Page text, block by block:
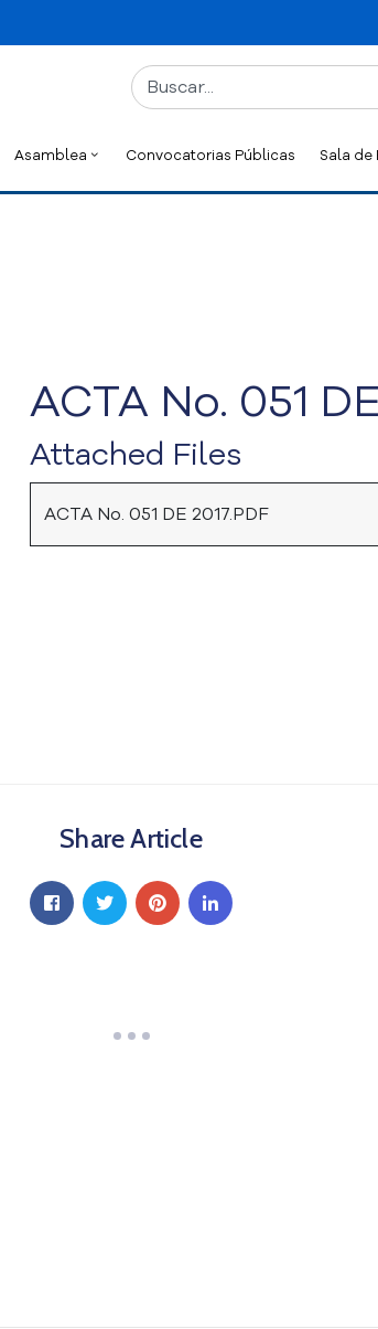
Asamblea Convocatorias Públicas Sala de
ACTA No. 051
Attached Files
ACTA No. 051 DE 2017.PDF
Share Article